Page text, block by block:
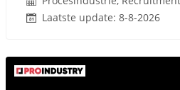
Laatste update: 8-8-2026